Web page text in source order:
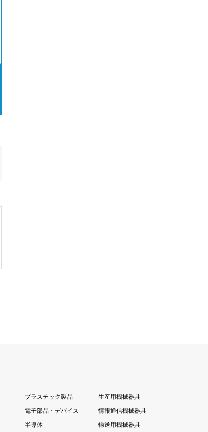
プラスチック製品
生産用機械器具
電子部品・デバイス
情報通信機械器具
半導体
輸送用機械器具